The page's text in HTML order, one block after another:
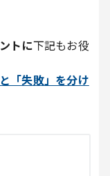
トに下記もお役
「失敗」を分け